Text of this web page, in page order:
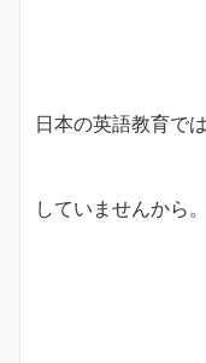
日本の英語教育で
していませんから。